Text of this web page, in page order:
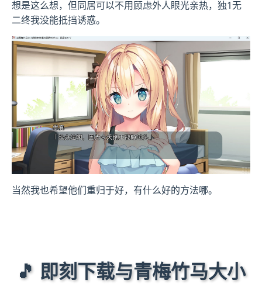
想是这么想，但同居可以不用顾虑外人眼光亲热，独1无
二终我没能抵挡诱惑。
当然我也希望他们重归于好，有什么好的方法哪。
🎵 即刻下载与青梅竹马大小